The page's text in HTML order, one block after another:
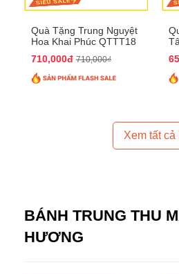
Quà Tặng Trung Nguyệt
Hoa Khai Phúc QTTT18
710,000đ 710,000₫
Xem tất cả
BÁNH TRUNG THU
HƯƠNG